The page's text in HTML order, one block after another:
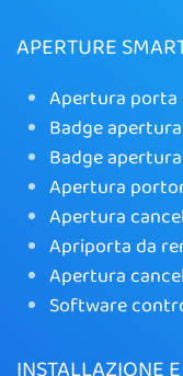
APERTURE
Apertura porta
Badge
Badge
Apertura
Apertura
Apriporta da
Apertura
Software